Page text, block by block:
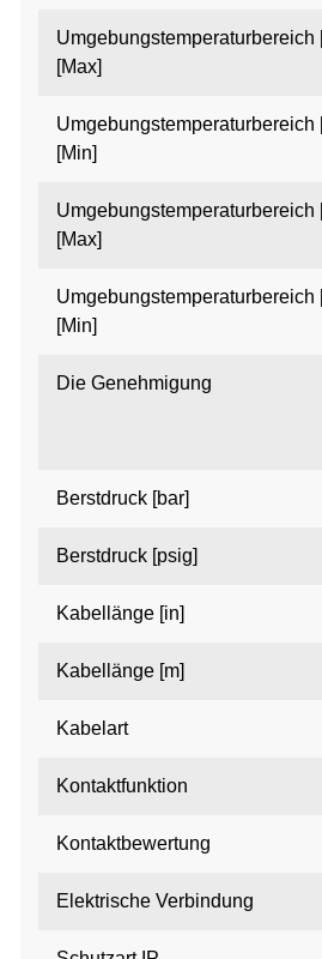
Umgebungstemperaturbereich
[Max]
Umgebungstemperaturbereich
[Min]
Umgebungstemperaturbereich
[Max]
Umgebungstemperaturbereich
[Min]
Die Genehmigung
Berstdruck [bar]
Berstdruck [psig]
Kabellänge [in]
Kabellänge [m]
Kabelart
Kontaktfunktion
Kontaktbewertung
Elektrische Verbindung